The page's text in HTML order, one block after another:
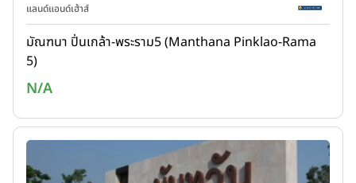
แลนด์แอนด์เฮ้าส์
มัณฑนา ปิ่นเกล้า-พระราม5 (Manthana Pinklao-Rama
5)
N/A